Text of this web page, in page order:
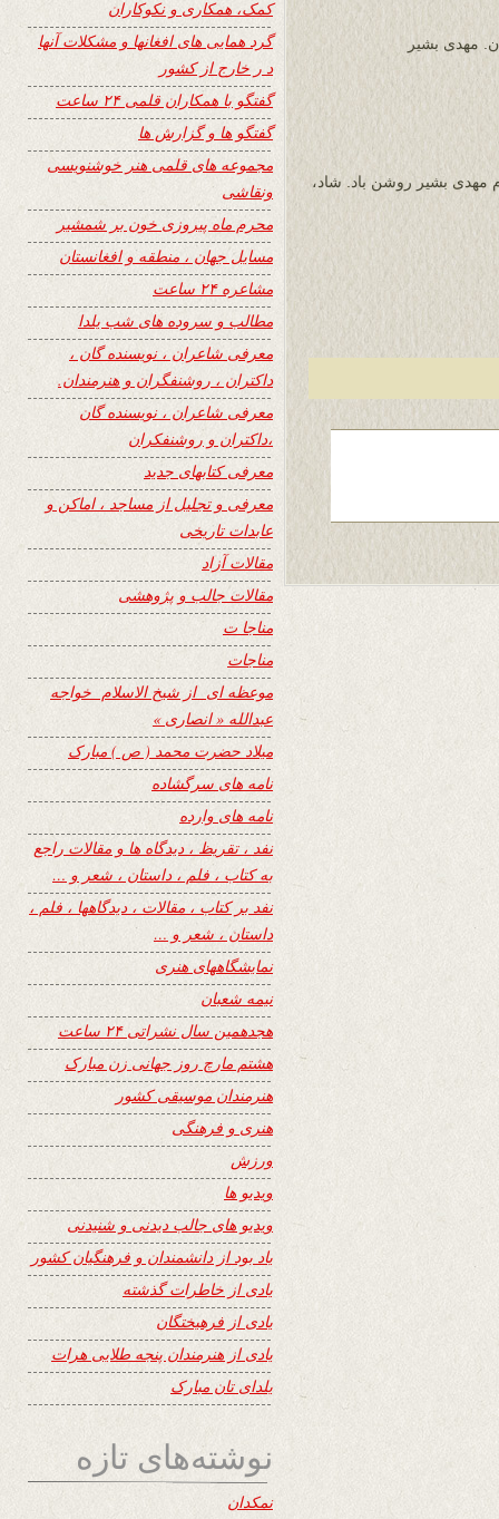
مهدی بشیر
محترم مهدی بشیر روشن باد. شاد،
کمک، همکاری و نکوکاران
گرد همایی های افغانها و مشکلات آنها
د ر خارج از کشور
گفتگو با همکاران قلمی ۲۴ ساعت
گفتگو ها و گزارش ها
مجموعه های قلمی هنر خوشنویسی
ونقاشی
محرم ماه پیروزی خون بر شمشیر
مسایل جهان ، منطقه و افغانستان
مشاعره ۲۴ ساعت
مطالب و سروده های شب یلدا
معرفی شاعران ، نویسنده گان ،
داکتران ، روشنفگران و هنرمندان.
معرفی شاعران ، نویسنده گان
،داکتران و روشنفکران
معرفی کتابهای جدید
معرفی و تجلیل از مساجد ، اماکن و
عابدات تاریخی
مقالات آزاد
مقالات جالب و پژوهشی
مناجا ت
مناجات
موعظه ای از شیخ الاسلام خواجه
عبدالله « انصاری »
میلاد حضرت محمد ( ص ) مبارک
نامه های سرگشاده
نامه های وارده
نفد ، تقریظ ، دیدگاه ها و مقالات راجع
به کتاب ، فلم ، داستان ، شعر و …
نفد بر کتاب ، مقالات ، دیدگاهها ، فلم ،
داستان ، شعر و …
نمایشگاههای هنری
نیمه شعبان
هجدهمین سال نشراتی ۲۴ ساعت
هشتم مارچ روز جهانی زن مبارک
هنرمندان موسیقی کشور
هنری و فرهنگی
ورزش
ویدیو ها
ویدیو های جالب دیدنی و شنیدنی
یاد بود از دانشمندان و فرهنگیان کشور
یادی از خاطرات گذشته
یادی از فرهیختگان
یادی از هنرمندان پنجه طلایی هرات
یلدای تان مبارک
نوشته‌های تازه
نمکدان